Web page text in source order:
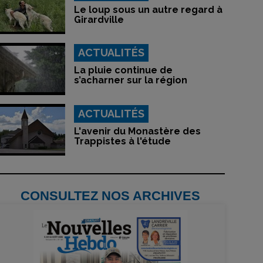
Le loup sous un autre regard à
Girardville
ACTUALITÉS
La pluie continue de
s’acharner sur la région
ACTUALITÉS
L'avenir du Monastère des
Trappistes à l'étude
CONSULTEZ NOS ARCHIVES